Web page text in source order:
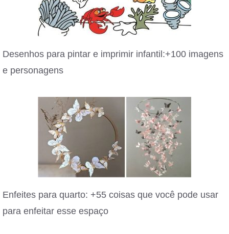
Desenhos para pintar e imprimir infantil:+100 imagens
e personagens
Enfeites para quarto: +55 coisas que você pode usar
para enfeitar esse espaço